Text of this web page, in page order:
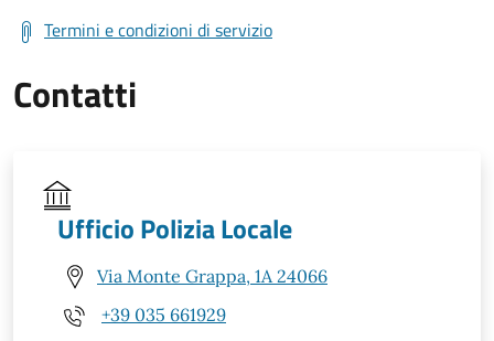
Termini e condizioni di servizio
Contatti
Ufficio Polizia Locale
Via Monte Grappa, 1A 24066
+39 035 661929